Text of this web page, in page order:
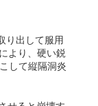
り出して服用
より、硬い鋭
して縦隔洞炎